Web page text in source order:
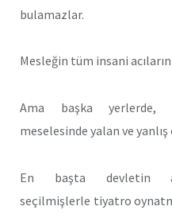
bulamazlar.
Mesleğin tüm insani
Ama başka yerlerde,
meselesinde yalan ve yanlış
En başta devletin
seçilmişlerle tiyatro